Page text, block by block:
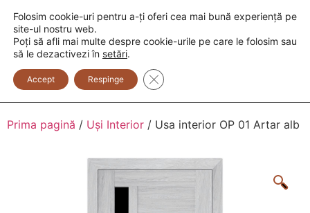
+373 600 888 33 +373 600 888 44
0
Prima pagină / Uși Interior / Usa interior OP 01 Artar alb
Folosim cookie-uri pentru a-ți oferi cea mai bună experiență pe
site-ul nostru web.
Poți să afli mai multe despre cookie-urile pe care le folosim sau
să le dezactivezi în setări.
Accept Respinge Close GDPR Cookie Banner